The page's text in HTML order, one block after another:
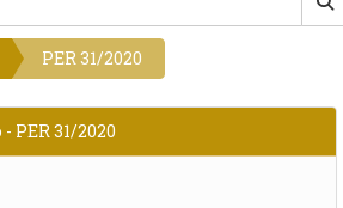
PER 31/2020
PER 31/2020